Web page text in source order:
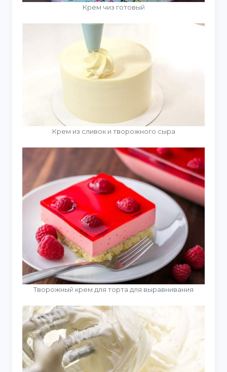
Крем чиз готовый
Крем из сливок и творожного сыра
Творожный крем для торта для выравнивания